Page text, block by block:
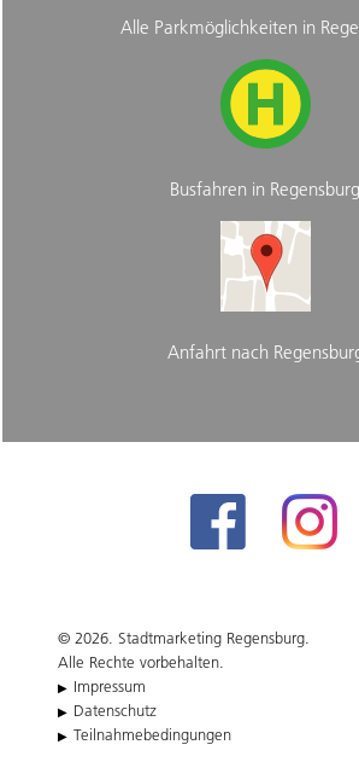
Alle Parkmöglichkeiten in
Busfahren in Regensburg
Anfahrt nach
© 2026. Stadtmarketing Regensburg.
Alle Rechte vorbehalten.
Impressum
Datenschutz
Teilnahmebedingungen